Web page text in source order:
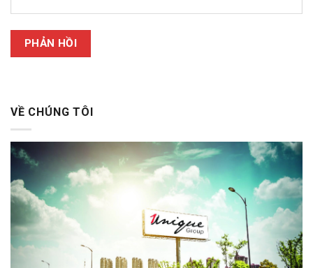
VỀ CHÚNG TÔI